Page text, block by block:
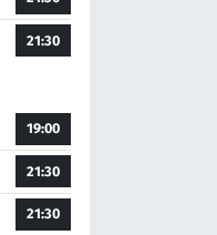
21:30
19:00
21:30
21:30